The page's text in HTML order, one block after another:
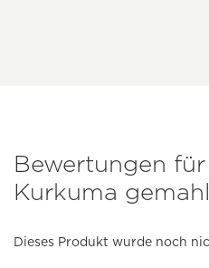
Bewertungen
Kurkuma
Dieses Produkt wurde noch